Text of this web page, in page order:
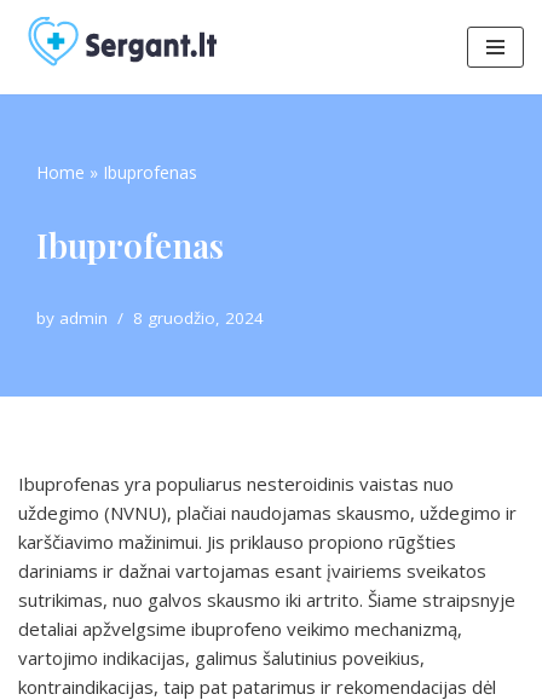
Skip
to
Home » Ibuprofenas
Ibuprofenas
by admin 8 gruodžio, 2024
Ibuprofenas yra populiarus nesteroidinis vaistas nuo
uždegimo (NVNU), plačiai naudojamas skausmo, uždegimo ir
karščiavimo mažinimui. Jis priklauso propiono rūgšties
dariniams ir dažnai vartojamas esant įvairiems sveikatos
sutrikimas, nuo galvos skausmo iki artrito. Šiame straipsnyje
detaliai apžvelgsime ibuprofeno veikimo mechanizmą,
vartojimo indikacijas, galimus šalutinius poveikius,
kontraindikacijas, taip pat patarimus ir rekomendacijas dėl